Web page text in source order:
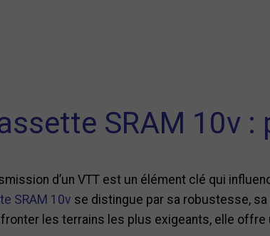
SRAM 10v
d’un VTT est un élément clé qui
SRAM 10v se distingue par sa robustesse,
les terrains les plus exigeants, elle